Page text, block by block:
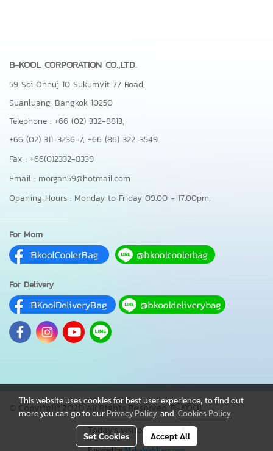
B-KOOL CORPORATION CO.,LTD.
59 Soi Onnuj 10 Sukumvit 77 Road,
Suanluang, Bangkok 10250
Telephone : +66 (02) 332-8813,
+66 (02) 311-3236-7, +66 (86) 322-3549
Fax : +66(0)2332-8339
Email : morgan59@hotmail.com
Opaning Hours : Monday to Friday 09.00 - 17.00pm.
For Mom
For Delivery
© Copyright 2020 All Rights Reserved. B-KOOL
Today's visitor 1
This website uses cookies for best user experience, to find out
more you can go to ourPrivacy PolicyandCookies Policy
Set Cookies Accept All